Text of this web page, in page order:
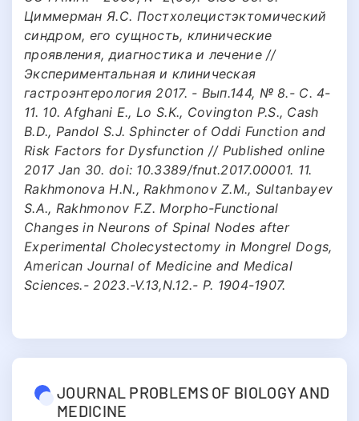
Циммерман Я.С. Постхолецистэктомический
синдром, его сущность, клинические
проявления, диагностика и лечение //
Экспериментальная и клиническая
гастроэнтерология 2017. - Вып.144, № 8.- С. 4-
11. 10. Afghani E., Lo S.K., Covington P.S., Cash
B.D., Pandol S.J. Sphincter of Oddi Function and
Risk Factors for Dysfunction // Published online
2017 Jan 30. doi: 10.3389/fnut.2017.00001. 11.
Rakhmonova H.N., Rakhmonov Z.M., Sultanbayev
S.A., Rakhmonov F.Z. Morpho-Functional
Changes in Neurons of Spinal Nodes after
Experimental Cholecystectomy in Mongrel Dogs,
American Journal of Medicine and Medical
Sciences.- 2023.-V.13,N.12.- P. 1904-1907.
JOURNAL PROBLEMS OF BIOLOGY AND
MEDICINE